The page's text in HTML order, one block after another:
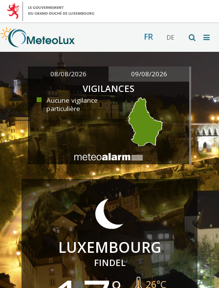
FR DE
08/08/2026 09/08/2026
VIGILANCES
Aucune vigilance
particulière
LUXEMBOURG
FINDEL
26°C